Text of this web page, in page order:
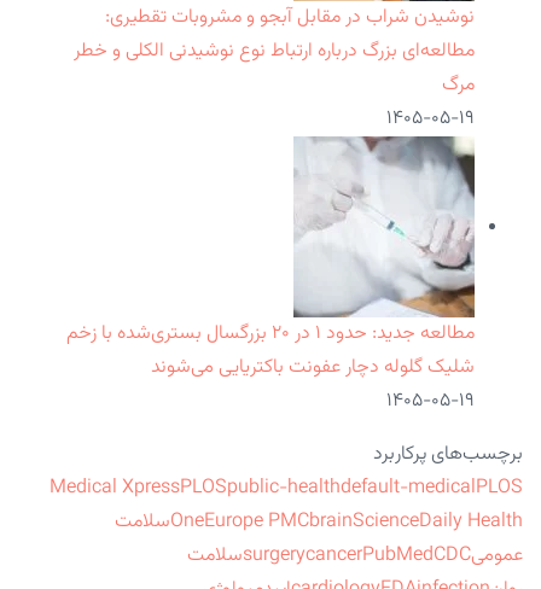
نوشیدن شراب در مقابل آبجو و مشروبات تقطیری:
مطالعه‌ای بزرگ درباره ارتباط نوع نوشیدنی الکلی و خطر
مرگ
۱۴۰۵-۰۵-۱۹
مطالعه جدید: حدود ۱ در ۲۰ بزرگسال بستری‌شده با زخم
شلیک گلوله دچار عفونت باکتریایی می‌شوند
۱۴۰۵-۰۵-۱۹
برچسب‌های پرکاربرد
Medical XpressPLOSpublic-healthdefault-medicalPLOS
OneEurope PMCbrainScienceDaily Health
سلامت
عمومی
surgerycancerPubMedCDC
سلامت